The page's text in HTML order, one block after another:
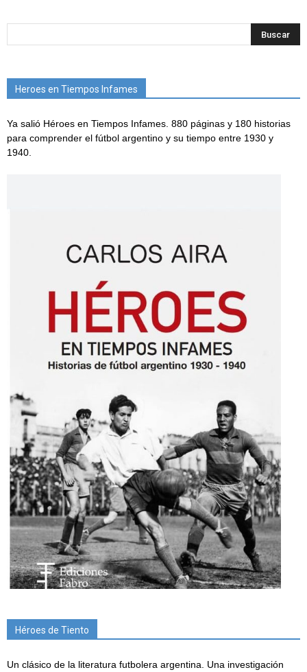
Heroes en Tiempos Infames
Ya salió Héroes en Tiempos Infames. 880 páginas y 180 historias
para comprender el fútbol argentino y su tiempo entre 1930 y
1940.
Héroes de Tiento
Un clásico de la literatura futbolera argentina. Una investigación